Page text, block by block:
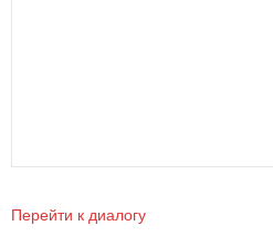
Перейти к диалогу